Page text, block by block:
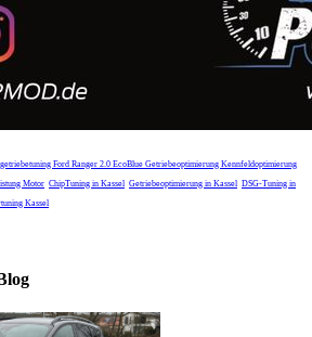
getriebetuning Ford Ranger 2.0 EcoBlue Getriebeoptimierung Kennfeldoptimierung
Motor ChipTuning in Kassel Getriebeoptimierung in Kassel DSG-Tuning in
Kassel